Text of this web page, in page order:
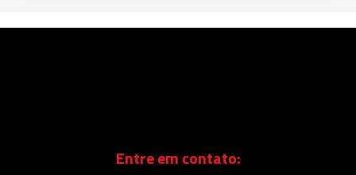
Entre em contato: